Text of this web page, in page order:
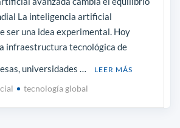
La inteligencia artificial
ser una idea experimental. Hoy
infraestructura tecnológica de
universidades …
LEER MÁS
tecnología global